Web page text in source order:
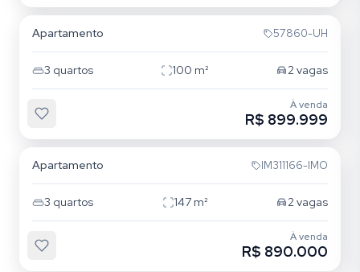
Apartamento 57860-UH
3 quartos 100 m² 2vagas
À venda
R$ 899.999
Apartamento IM311166-IMO
3 quartos 147m² 2vagas
À venda
R$ 890.000